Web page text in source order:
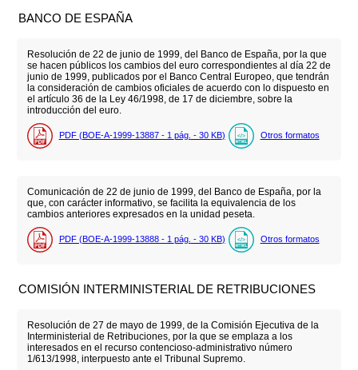
BANCO DE ESPAÑA
Resolución de 22 de junio de 1999, del Banco de España, por la que
se hacen públicos los cambios del euro correspondientes al día 22 de
junio de 1999, publicados por el Banco Central Europeo, que tendrán
la consideración de cambios oficiales de acuerdo con lo dispuesto en
el artículo 36 de la Ley 46/1998, de 17 de diciembre, sobre la
introducción del euro.
PDF (BOE-A-1999-13887 - 1 pág. - 30 KB) Otros formatos
Comunicación de 22 de junio de 1999, del Banco de España, por la
que, con carácter informativo, se facilita la equivalencia de los
cambios anteriores expresados en la unidad peseta.
PDF (BOE-A-1999-13888 - 1 pág. - 30 KB) Otros formatos
COMISIÓN INTERMINISTERIAL DE RETRIBUCIONES
Resolución de 27 de mayo de 1999, de la Comisión Ejecutiva de la
Interministerial de Retribuciones, por la que se emplaza a los
interesados en el recurso contencioso-administrativo número
1/613/1998, interpuesto ante el Tribunal Supremo.